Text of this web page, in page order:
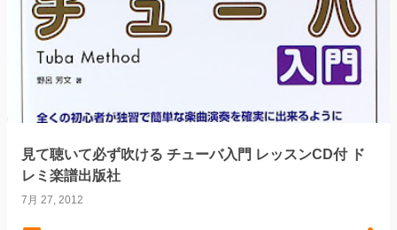
見て聴いて必ず吹ける チューバ入門 レッスンCD付 ド
レミ楽譜出版社
7月 27, 2012